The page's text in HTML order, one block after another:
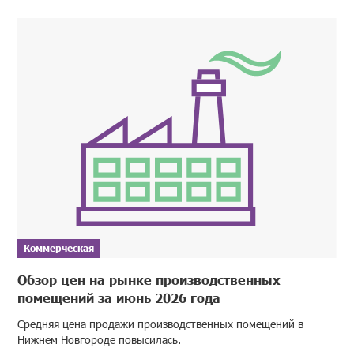
Коммерческая
Обзор цен на рынке производственных
помещений за июнь 2026 года
Средняя цена продажи производственных помещений в
Нижнем Новгороде повысилась.